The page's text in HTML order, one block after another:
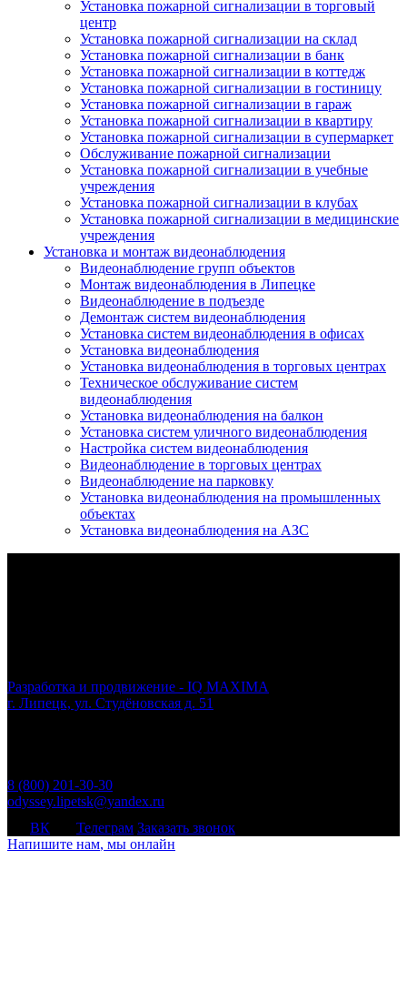
Установка пожарной сигнализации в торговый
центр
Установка пожарной сигнализации на склад
Установка пожарной сигнализации в банк
Установка пожарной сигнализации в коттедж
Установка пожарной сигнализации в гостиницу
Установка пожарной сигнализации в гараж
Установка пожарной сигнализации в квартиру
Установка пожарной сигнализации в супермаркет
Обслуживание пожарной сигнализации
Установка пожарной сигнализации в учебные
учреждения
Установка пожарной сигнализации в клубах
Установка пожарной сигнализации в медицинские
учреждения
Установка и монтаж видеонаблюдения
Видеонаблюдение групп объектов
Монтаж видеонаблюдения в Липецке
Видеонаблюдение в подъезде
Демонтаж систем видеонаблюдения
Установка систем видеонаблюдения в офисах
Установка видеонаблюдения
Установка видеонаблюдения в торговых центрах
Техническое обслуживание систем
видеонаблюдения
Установка видеонаблюдения на балкон
Установка систем уличного видеонаблюдения
Настройка систем видеонаблюдения
Видеонаблюдение в торговых центрах
Видеонаблюдение на парковку
Установка видеонаблюдения на промышленных
объектах
Установка видеонаблюдения на АЗС
Разработка и продвижение - IQ MAXIMA
г. Липецк, ул. Студёновская д. 51
8 (800) 201-30-30
odyssey.lipetsk@yandex.ru
ВК
Телеграм Заказать звонок
Напишите нам, мы онлайн